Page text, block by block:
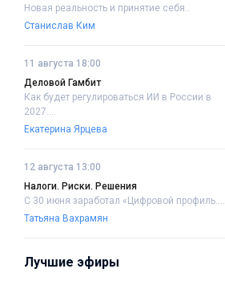
Новая реальность и принятие себя..
Станислав Ким
11 августа 18:00
Деловой Гамбит
Как будет регулироваться ИИ в России в
2027....
Екатерина Ярцева
12 августа 13:00
Налоги. Риски. Решения
С 30 июня заработал «Цифровой профиль....
Татьяна Вахрамян
Лучшие эфиры